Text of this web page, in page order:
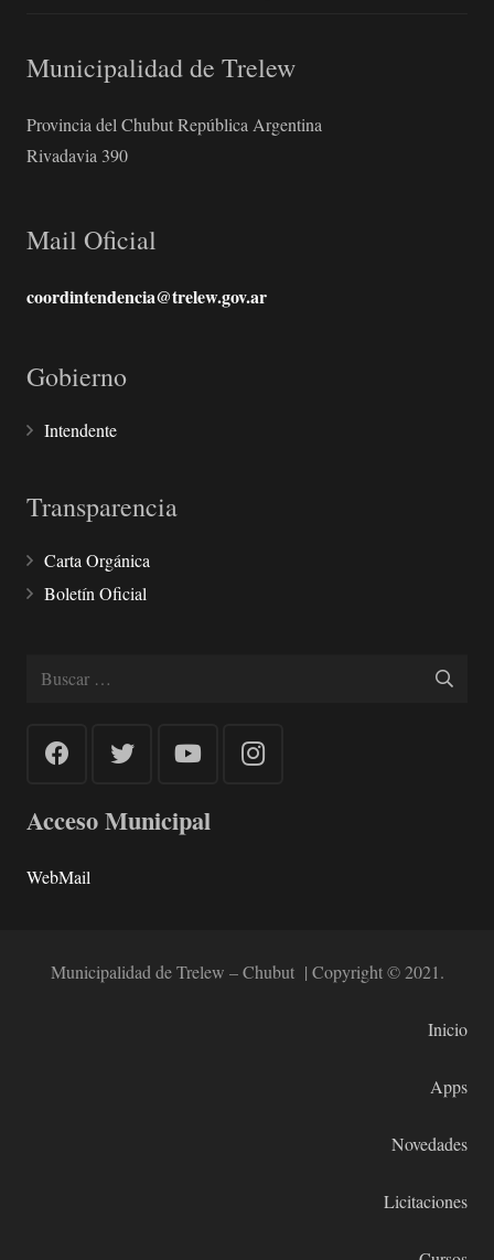
Municipalidad de Trelew
Provincia del Chubut República Argentina
Rivadavia 390
Mail Oficial
coordintendencia@trelew.gov.ar
Gobierno
Intendente
Transparencia
Carta Orgánica
Boletín Oficial
Buscar:
Acceso Municipal
WebMail
Municipalidad de Trelew – Chubut | Copyright © 2021.
Inicio
Apps
Novedades
Licitaciones